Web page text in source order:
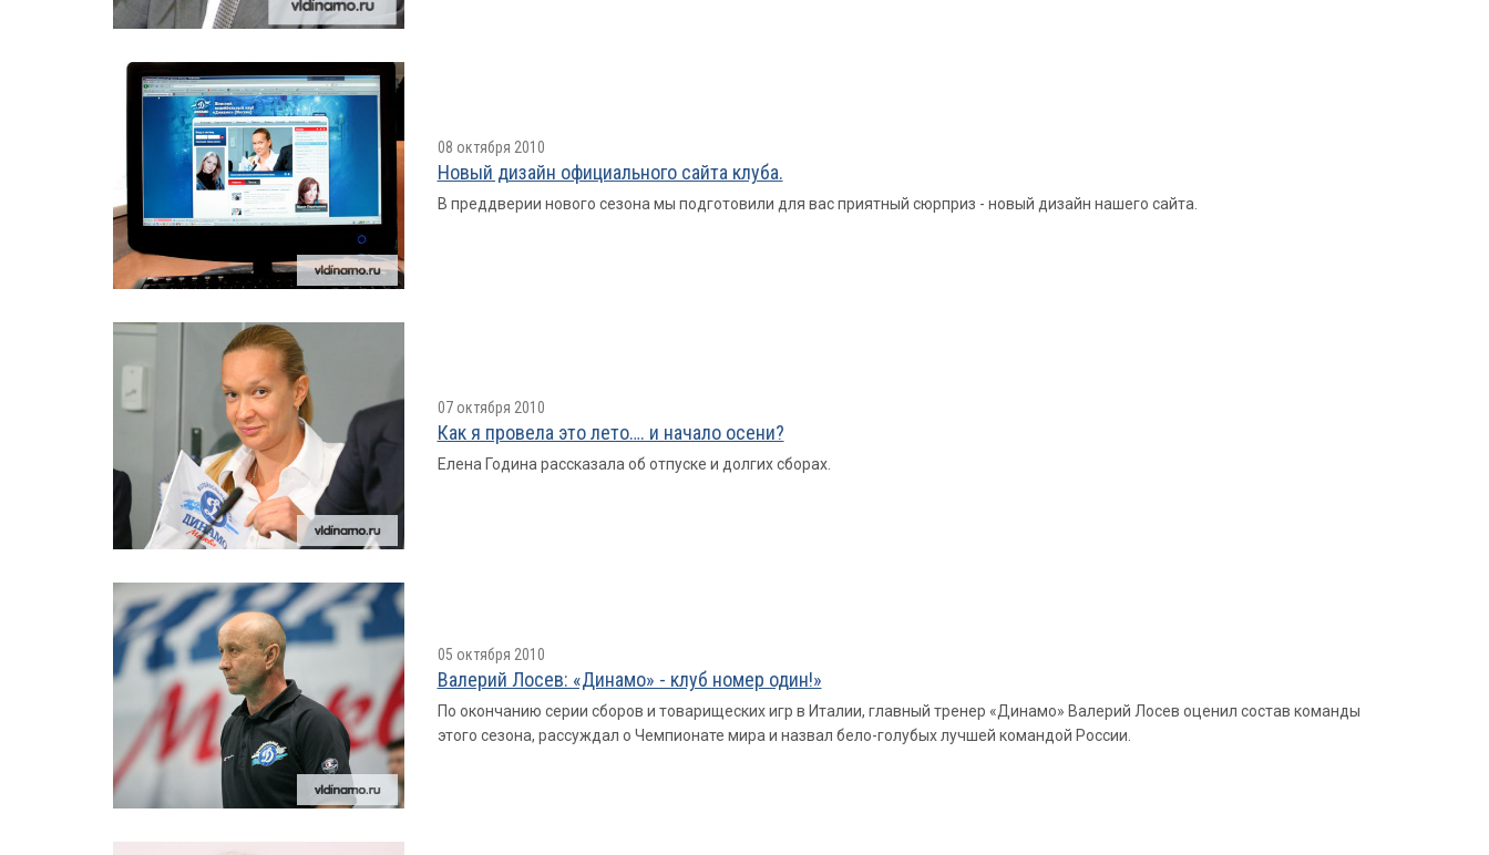
08 октября 2010
Новый дизайн официального сайта клуба.
В преддверии нового сезона мы подготовили для вас приятный сюрприз - новый дизайн нашего сайта.
07 октября 2010
Как я провелa это лето…. и начало осени?
Елена Година рассказала об отпуске и долгих сборах.
05 октября 2010
Валерий Лосев: «Динамо» - клуб номер один!»
По окончанию серии сборов и товарищеских игр в Италии, главный тренер «Динамо» Валерий Лосев оценил состав команды
этого сезона, рассуждал о Чемпионате мира и назвал бело-голубых лучшей командой России.